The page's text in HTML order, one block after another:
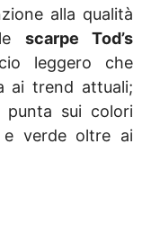
alla qualità
scarpe Tod’s
leggero che
ai trend attuali;
punta sui colori
e verde oltre ai